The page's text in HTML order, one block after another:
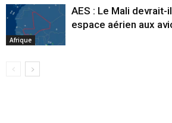
Afrique
AES : Le Mali
espace aérien aux